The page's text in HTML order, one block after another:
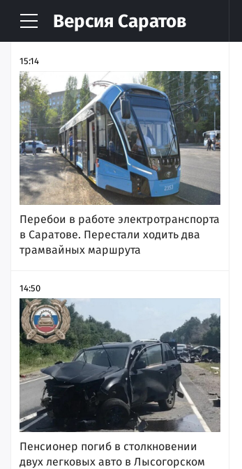
Версия Саратов
НОВОСТИ АРХИВ
15:14
Перебои в работе электротранспорта
в Саратове. Перестали ходить два
трамвайных маршрута
14:50
Пенсионер погиб в столкновении
двух легковых авто в Лысогорском